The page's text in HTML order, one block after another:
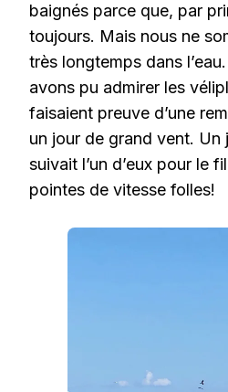
baignés parce que, par
toujours. Mais nous ne
très longtemps dans
avons pu admirer les
faisaient preuve d’une
un jour de grand vent. Un
suivait l’un d’eux pour le
pointes de vitesse folles!